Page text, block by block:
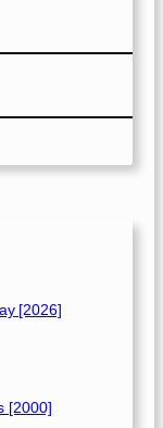
[2026]
[2000]